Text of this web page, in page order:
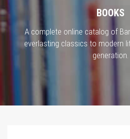
BOOKS
A complete online catalog of
everlasting classics to modern
generation.